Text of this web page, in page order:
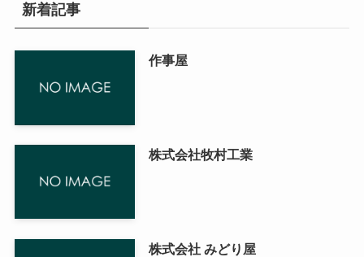
新着記事
作事屋
株式会社牧村工業
株式会社 みどり屋